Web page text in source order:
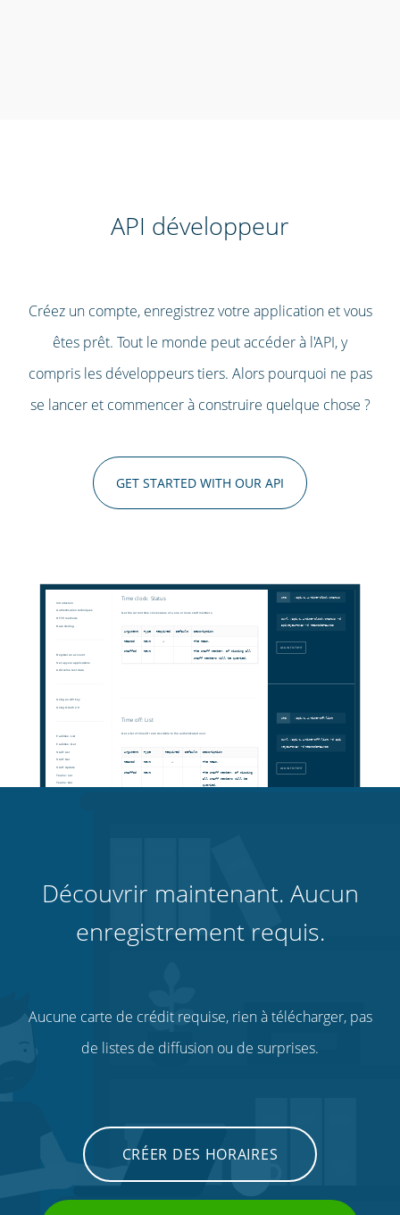
API développeur
Créez un compte, enregistrez votre application et vous
êtes prêt. Tout le monde peut accéder à l'API, y
compris les développeurs tiers. Alors pourquoi ne pas
se lancer et commencer à construire quelque chose ?
GET STARTED WITH OUR API
Découvrir maintenant. Aucun
enregistrement requis.
Aucune carte de crédit requise, rien à télécharger, pas
de listes de diffusion ou de surprises.
CRÉER DES HORAIRES